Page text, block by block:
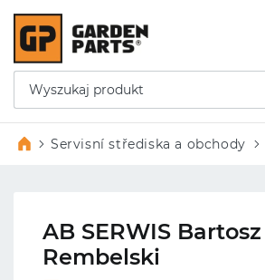
Servisní střediska a obchody
AB SERWIS Bartosz
Rembelski